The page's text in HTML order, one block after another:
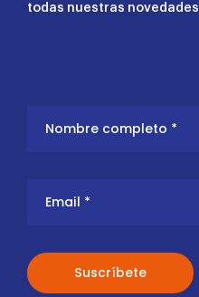
todas nuestras novedades